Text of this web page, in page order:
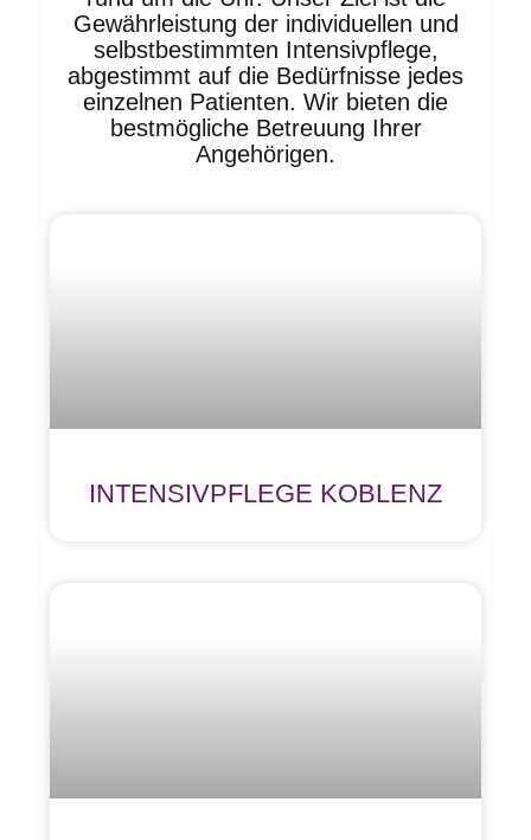
Gewährleistung der individuellen und
selbstbestimmten Intensivpflege,
abgestimmt auf die Bedürfnisse jedes
einzelnen Patienten. Wir bieten die
bestmögliche Betreuung Ihrer
Angehörigen.
INTENSIVPFLEGE KOBLENZ